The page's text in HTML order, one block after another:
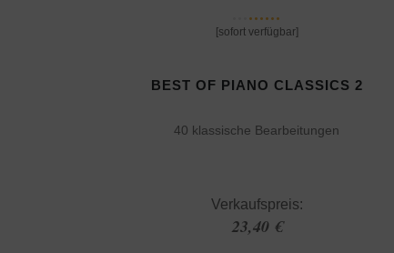
[sofort verfügbar]
BEST OF PIANO CLASSICS 2
40 klassische Bearbeitungen
Verkaufspreis:
23,40 €